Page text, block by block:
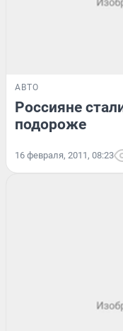
АВТО
Россияне
подороже
16 февраля, 2011, 08:23